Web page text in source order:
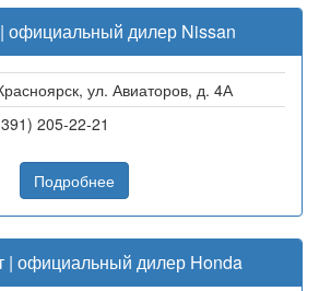
дилер Nissan
ул. Авиаторов, д. 4А
205-22-21
Подробнее
| официальный дилер Honda